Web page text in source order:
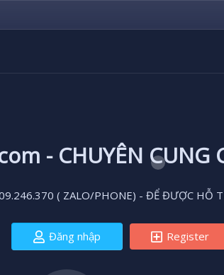
- CHUYÊN CUNG
( ZALO/PHONE) - ĐỂ ĐƯỢC HỖ
Đăng nhập Register